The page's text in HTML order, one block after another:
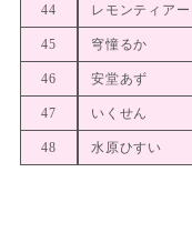
44 レモンティアー
45 穹憧るか
46 安堂あず
47 いくせん
48 水原ひすい